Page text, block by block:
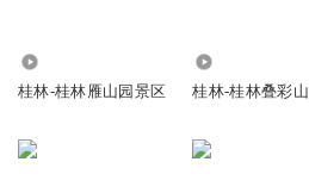
桂林-桂林雁山园景区 桂林-桂林叠彩山